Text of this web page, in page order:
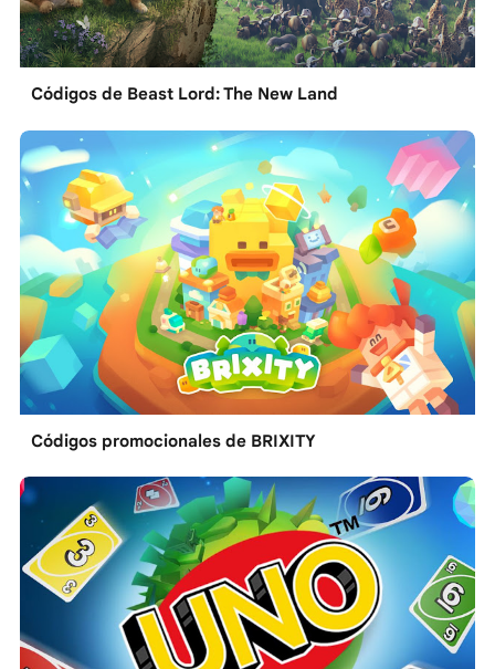
Códigos de Beast Lord: The New Land
Códigos promocionales de BRIXITY